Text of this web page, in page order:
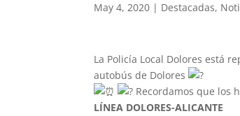
May 4, 2020 | Destacadas,
La Policía Local Dolores está
autobús de Dolores
Recordamos que los
LÍNEA DOLORES-ALICANTE